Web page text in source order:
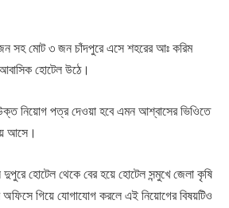
সহ মোট ৩ জন চাঁদপুরে এসে শহরের আঃ করিম
হোটেল উঠে।
নিয়োগ পত্র দেওয়া হবে এমন আশ্বাসের ভিওিতে
আসে।
দুপুরে হোটেল থেকে বের হয়ে হোটেল সন্মুখে জেলা কৃষি
গিয়ে যোগাযোগ করলে এই নিয়োগের বিষয়টিও